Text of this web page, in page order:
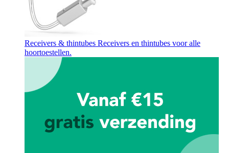
Receivers & thintubes Receivers en thintubes voor alle
hoortoestellen.